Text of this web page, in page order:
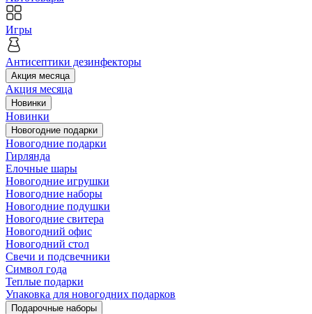
Игры
Антисептики дезинфекторы
Акция месяца
Акция месяца
Новинки
Новинки
Новогодние подарки
Новогодние подарки
Гирлянда
Елочные шары
Новогодние игрушки
Новогодние наборы
Новогодние подушки
Новогодние свитера
Новогодний офис
Новогодний стол
Свечи и подсвечники
Символ года
Теплые подарки
Упаковка для новогодних подарков
Подарочные наборы